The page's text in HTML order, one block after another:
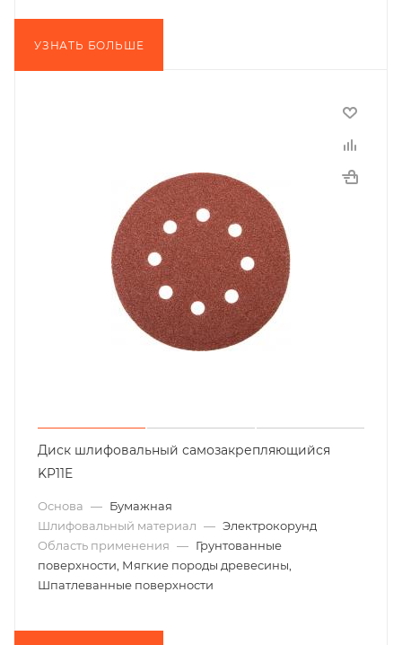
УЗНАТЬ БОЛЬШЕ
Диск шлифовальный самозакрепляющийся
KP11E
Основа — Бумажная
Шлифовальный материал — Электрокорунд
Область применения — Грунтованные
поверхности, Мягкие породы древесины,
Шпатлеванные поверхности